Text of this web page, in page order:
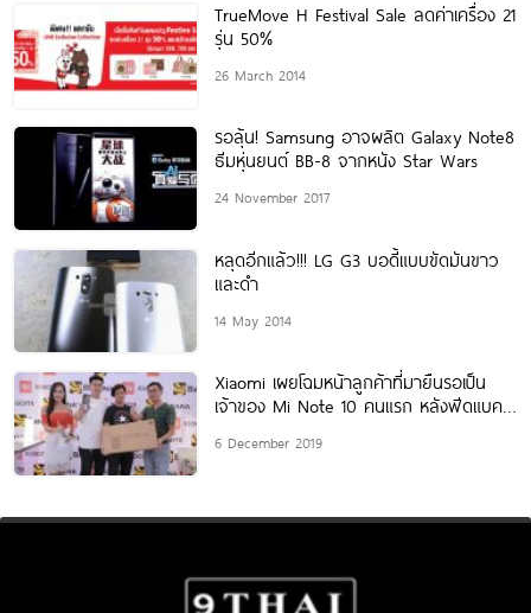
TrueMove H Festival Sale ลดค่าเครื่อง 21
รุ่น 50%
26 March 2014
รอลุ้น! Samsung อาจผลิต Galaxy Note8
ธีมหุ่นยนต์ BB-8 จากหนัง Star Wars
24 November 2017
หลุดอีกแล้ว!!! LG G3 บอดี้แบบขัดมันขาว
และดำ
14 May 2014
Xiaomi เผยโฉมหน้าลูกค้าที่มายืนรอเป็น
เจ้าของ Mi Note 10 คนแรก หลังฟีดแบคดี
6 December 2019